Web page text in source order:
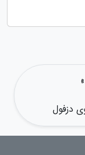
»
دزفول